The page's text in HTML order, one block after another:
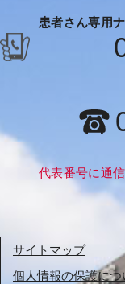
患者さん専用
代表番号に通
サイトマップ
個人情報の保護につ